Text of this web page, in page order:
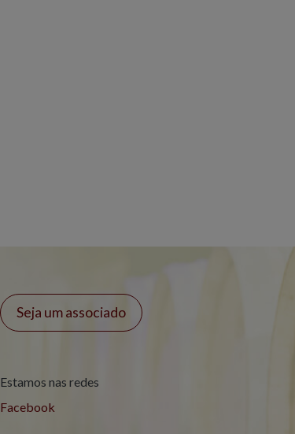
Seja um associado
Estamos nas redes
Facebook